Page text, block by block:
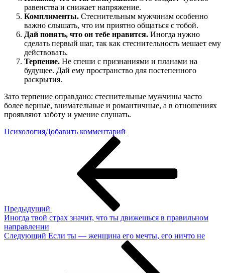
равенства и снижает напряжение.
Комплименты. Стеснительным мужчинам особенно
важно слышать, что им приятно общаться с тобой.
Дай понять, что он тебе нравится. Иногда нужно
сделать первый шаг, так как стеснительность мешает ему
действовать.
Терпение. Не спеши с признаниями и планами на
будущее. Дай ему пространство для постепенного
раскрытия.
Зато терпение оправдано: стеснительные мужчины часто
более верные, внимательные и романтичные, а в отношениях
проявляют заботу и умение слушать.
ПсихологияДобавить комментарий
флиртовать
Предыдущий
Иногда твой страх значит, что ты движешься в правильном
направлении
Следующая
Следующий Если ты — женщина его мечты, его ничто не